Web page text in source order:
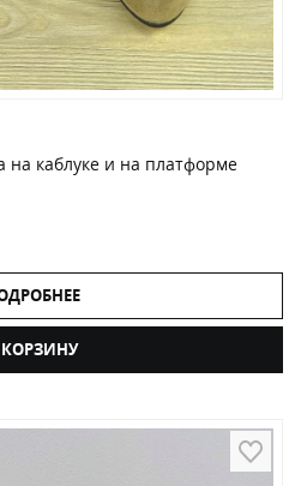
на каблуке и на платформе
КОРЗИНУ